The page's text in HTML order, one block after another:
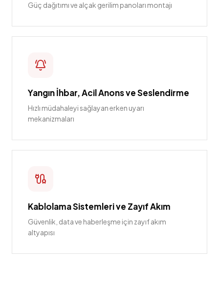
Güç dağıtımı ve alçak gerilim panoları montajı
Yangın İhbar, Acil Anons ve Seslendirme
Hızlı müdahaleyi sağlayan erken uyarı
mekanizmaları
Kablolama Sistemleri ve Zayıf Akım
Güvenlik, data ve haberleşme için zayıf akım
altyapısı